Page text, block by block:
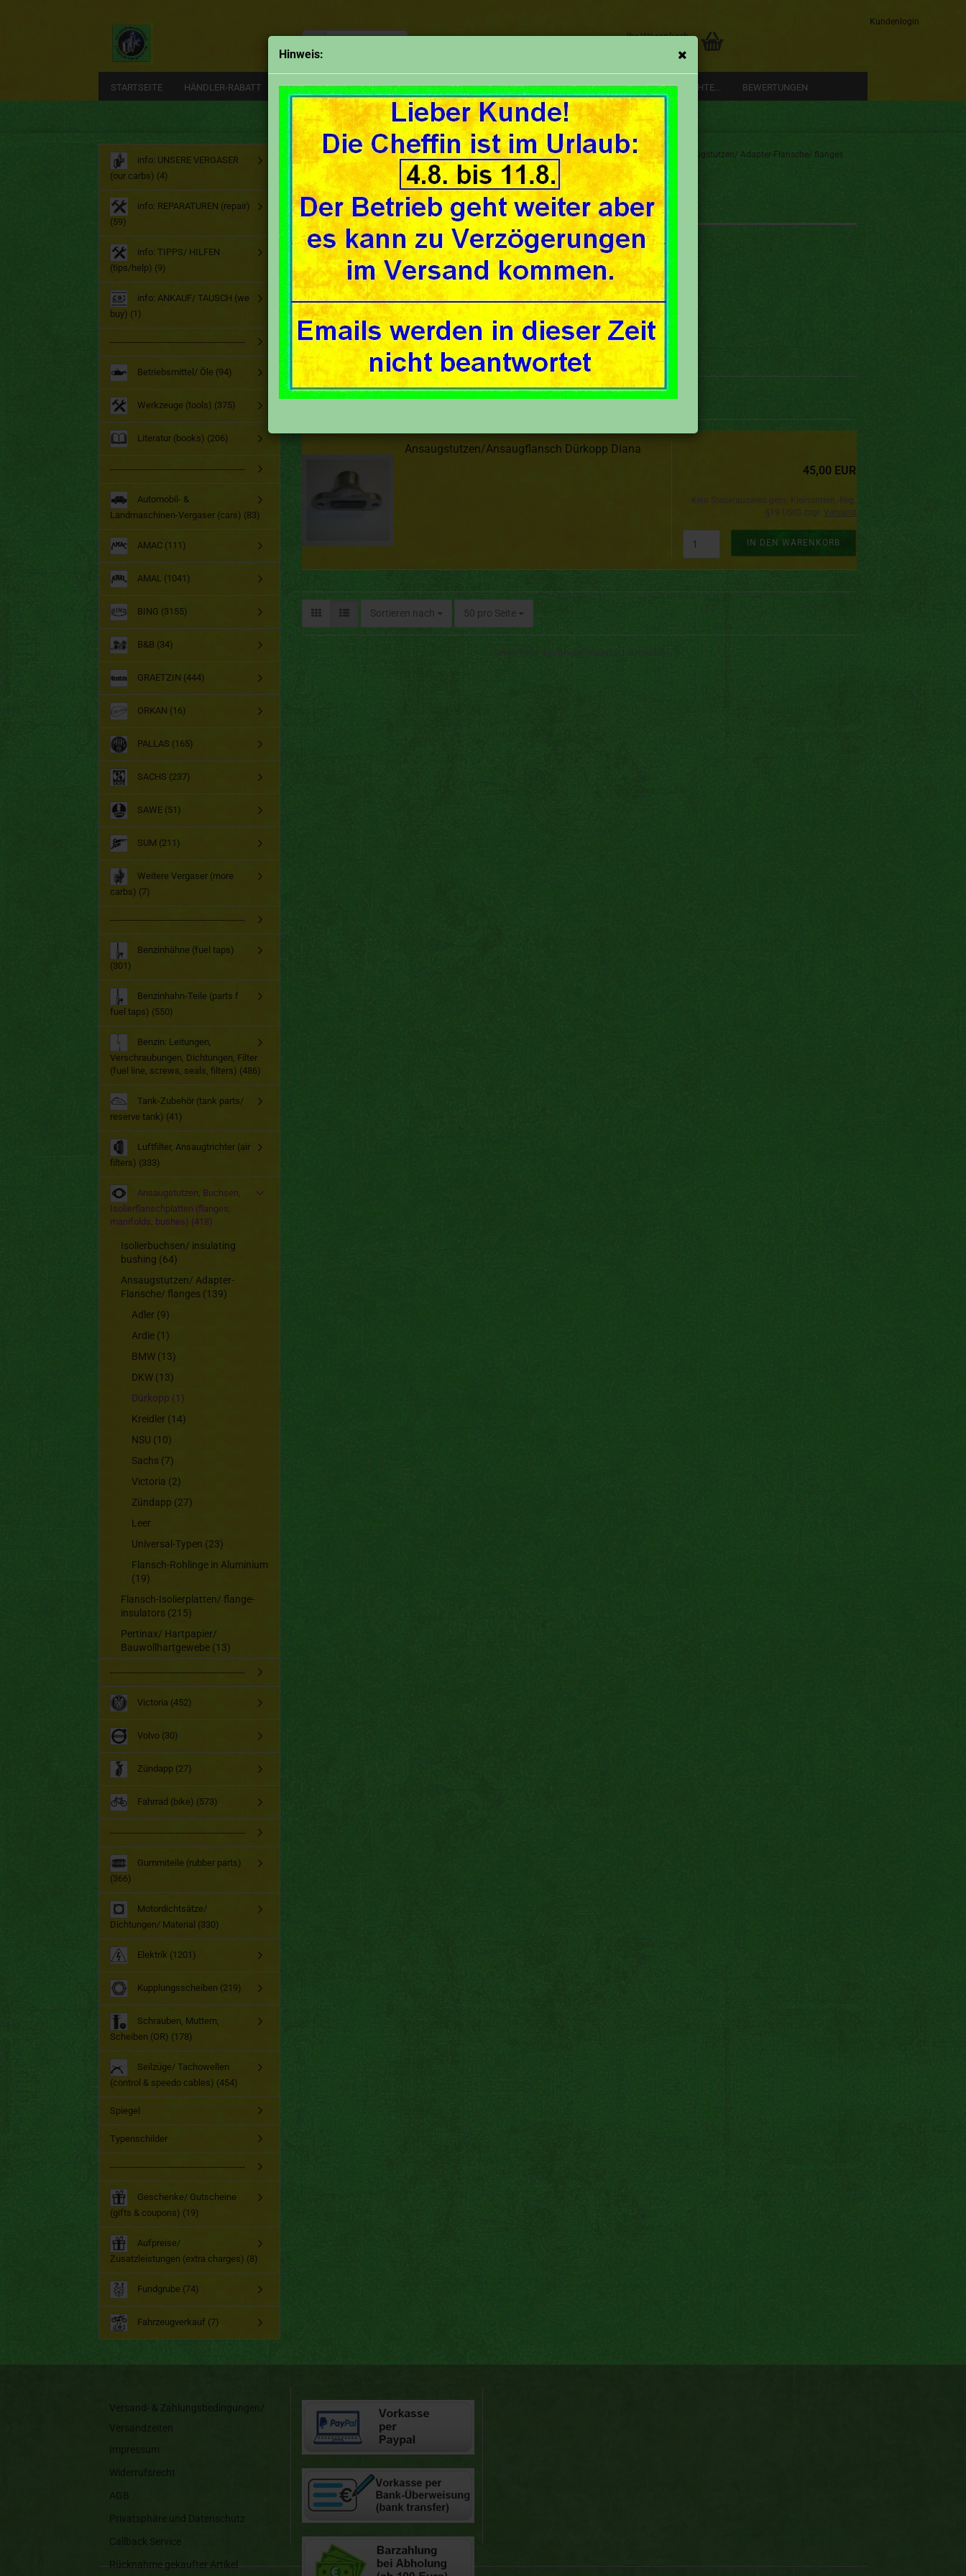
Hinweis:
Kundenlogin
Ihr Warenkorb
STARTSEITE HÄNDLER-RABATT EMAIL TELEFON SUCHE REPARATUREN UNSER GESCHÄFT UNSERE GESCHICHTE... BEWERTUNGEN
Startseite » Ansaugstutzen, Buchsen, Isolierflanschplatten (flanges, manifolds, bushes) » Ansaugstutzen/ Adapter-Flansche/ flanges
» Dürkopp
Dürkopp
Sortieren nach 50 pro Seite
Ansaugstutzen/Ansaugflansch Dürkopp Diana
45,00 EUR
IN DEN WARENKORB
Sortieren nach 50 pro Seite
info: UNSERE VERGASER
(our carbs) (4)
info: REPARATUREN (repair)
(59)
info: TIPPS/ HILFEN
(tips/help) (9)
info: ANKAUF/ TAUSCH (we
buy) (1)
-----------------------------------------------
Betriebsmittel/ Öle (94)
Werkzeuge (tools) (375)
Literatur (books) (206)
-----------------------------------------------
Automobil- &
Landmaschinen-Vergaser (cars) (83)
AMAC (111)
AMAL (1041)
BING (3155)
B&B (34)
GRAETZIN (444)
ORKAN (16)
PALLAS (165)
SACHS (237)
SAWE (51)
SUM (211)
Weitere Vergaser (more
carbs) (7)
-----------------------------------------------
Benzinhähne (fuel taps)
(301)
Benzinhahn-Teile (parts f
fuel taps) (550)
Benzin: Leitungen,
Verschraubungen, Dichtungen, Filter
(fuel line, screws, seals, filters) (486)
Tank-Zubehör (tank parts/
reserve tank) (41)
Luftfilter, Ansaugtrichter (air
filters) (333)
Ansaugstutzen, Buchsen,
Isolierflanschplatten (flanges,
manifolds, bushes) (418)
Isolierbuchsen/ insulating
bushing (64)
Ansaugstutzen/ Adapter-
Flansche/ flanges (139)
Adler (9)
Ardie (1)
BMW (13)
DKW (13)
Dürkopp (1)
Kreidler (14)
NSU (10)
Sachs (7)
Victoria (2)
Zündapp (27)
Leer
Universal-Typen (23)
Flansch-Rohlinge in Aluminium
(19)
Flansch-Isolierplatten/ flange-
insulators (215)
Pertinax/ Hartpapier/
Bauwollhartgewebe (13)
-----------------------------------------------
Victoria (452)
Volvo (30)
Zündapp (27)
Fahrrad (bike) (573)
-----------------------------------------------
Gummiteile (rubber parts)
(366)
Motordichtsätze/
Dichtungen/ Material (330)
Elektrik (1201)
Kupplungsscheiben (219)
Schrauben, Muttern,
Scheiben (OR) (178)
Seilzüge/ Tachowellen
(control & speedo cables) (454)
Spiegel
Typenschilder
-----------------------------------------------
Geschenke/ Gutscheine
(gifts & coupons) (19)
Aufpreise/
Zusatzleistungen (extra charges) (8)
Fundgrube (74)
Fahrzeugverkauf (7)
Versand- & Zahlungsbedingungen/
Versandzeiten
Impressum
Widerrufsrecht
AGB
Privatsphäre und Datenschutz
Callback Service
Rücknahme gekaufter Artikel